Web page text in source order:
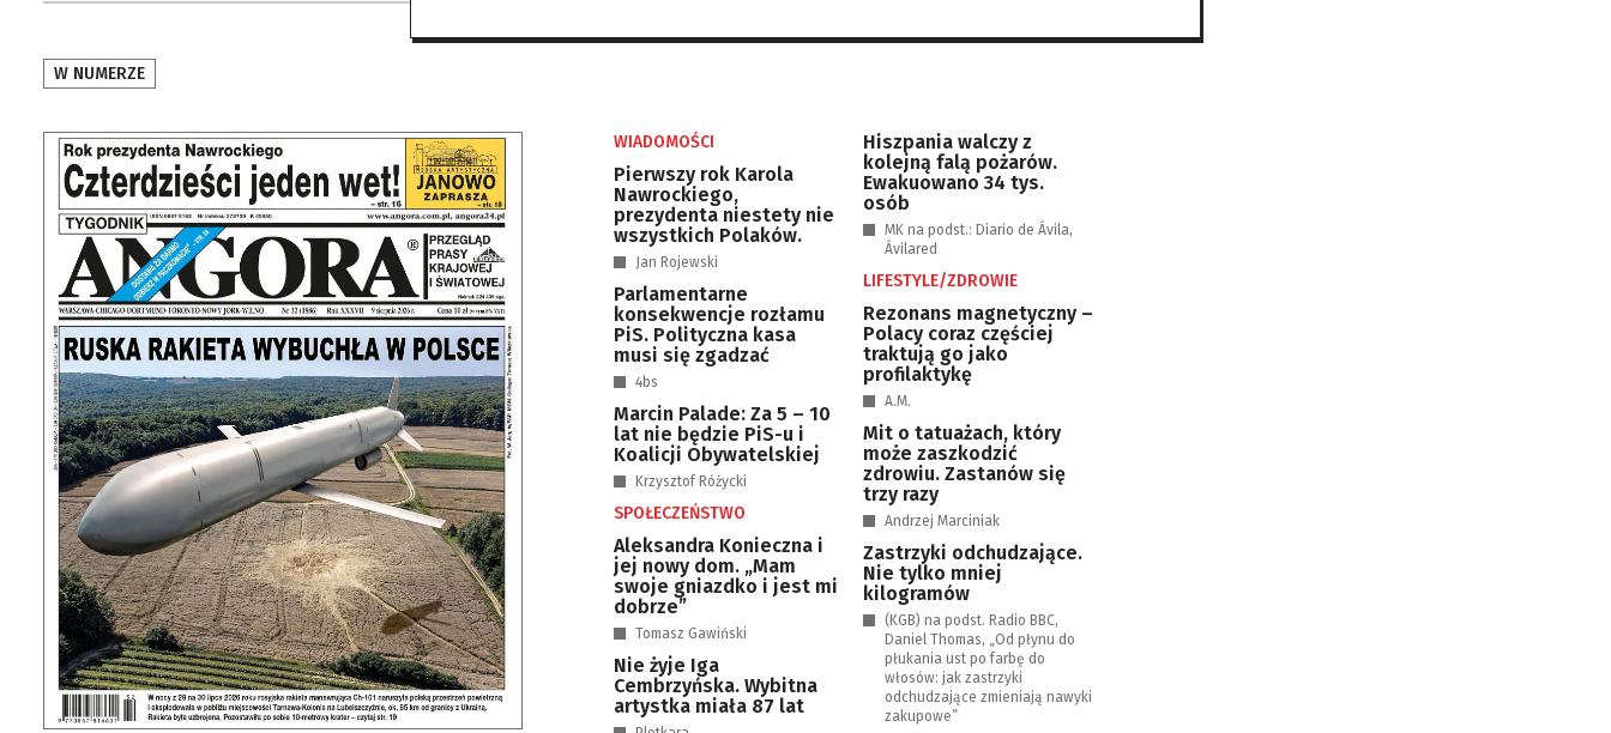
W NUMERZE
WIADOMOŚCI
Pierwszy rok Karola
Nawrockiego,
prezydenta niestety nie
wszystkich Polaków.
Jan Rojewski
Parlamentarne
konsekwencje rozłamu
PiS. Polityczna kasa
musi się zgadzać
4bs
Marcin Palade: Za 5 – 10
lat nie będzie PiS-u i
Koalicji Obywatelskiej
Krzysztof Różycki
SPOŁECZEŃSTWO
Aleksandra Konieczna i
jej nowy dom. „Mam
swoje gniazdko i jest mi
dobrze”
Tomasz Gawiński
Nie żyje Iga
Cembrzyńska. Wybitna
artystka miała 87 lat
Hiszpania walczy z
kolejną falą pożarów.
Ewakuowano 34 tys.
osób
MK na podst.: Diario de Ávila,
Ávilared
LIFESTYLE/ZDROWIE
Rezonans magnetyczny –
Polacy coraz częściej
traktują go jako
profilaktykę
A.M.
Mit o tatuażach, który
może zaszkodzić
zdrowiu. Zastanów się
trzy razy
Andrzej Marciniak
Zastrzyki odchudzające.
Nie tylko mniej
kilogramów
(KGB) na podst. Radio BBC,
Daniel Thomas, „Od płynu do
płukania ust po farbę do
włosów: jak zastrzyki
odchudzające zmieniają nawyki
zakupowe”